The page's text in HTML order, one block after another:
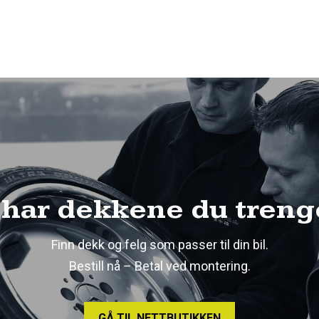
dekkene du
Finn dekk og felg som passer til din bil.
Bestill nå – Betal ved montering.